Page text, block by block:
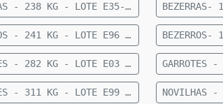
BEZERRAS - 238 KG - LOTE E35- 24 FÊMEAS 1/2 CRUZAMENTO INDUSTRIAL 9 MESES- 238 KG- 56 KM DE FIGUEIRÃO
BEZERROS - 241 KG - LOTE E96 - 36 MACHOS SENDO 11 ANGUS E 25 NELORE - 8 A 10 MESES - 241 KG - 77 KM DE CAMAPUÃ SENTIDO PARAÍSO DAS ÁGUAS
GARROTES - 282 KG - LOTE E03 - 34 MACHOS CRUZADOS 15 MESES - 282 KG - 60 KM DE CAMAPUÃ
GARROTES - 311 KG - LOTE E99 - 37 MACHOS NELORE 15 A 20 MESES - 311 KG - 60 KM DE CAMAPUÃ